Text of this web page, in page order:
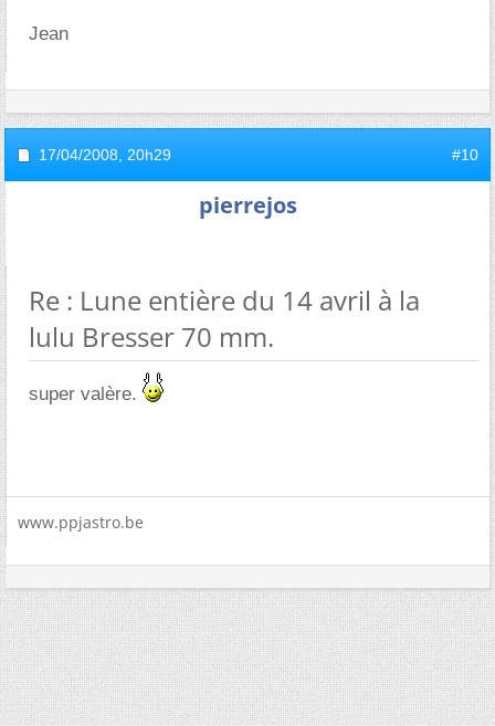
Jean
17/04/2008, 20h29 #10
pierrejos
Re : Lune entière du 14 avril à la
lulu Bresser 70 mm.
super valère.
www.ppjastro.be